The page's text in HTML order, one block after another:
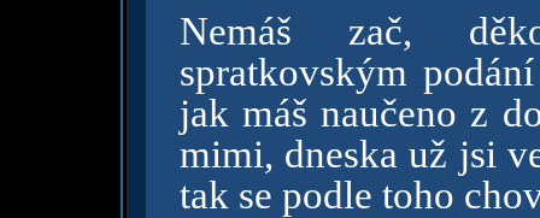
Nemáš zač,
spratkovským
jak máš naučeno z
mimi, dneska už jsi
tak se podle toho